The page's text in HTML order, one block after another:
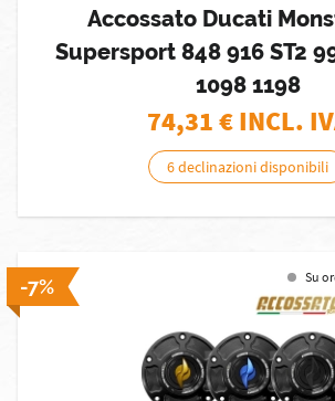
Accossato Ducati
Supersport 848 916 ST2
1098 1198
74,31€ INCL.
6 declinazioni disponibili
-7% Su